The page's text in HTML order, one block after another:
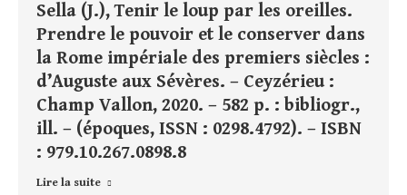
Sella (J.), Tenir le loup par les oreilles.
Prendre le pouvoir et le conserver dans
la Rome impériale des premiers siècles :
d’Auguste aux Sévères. – Ceyzérieu :
Champ Vallon, 2020. – 582 p. : bibliogr.,
ill. – (époques, ISSN : 0298.4792). – ISBN
: 979.10.267.0898.8
Lire la suite